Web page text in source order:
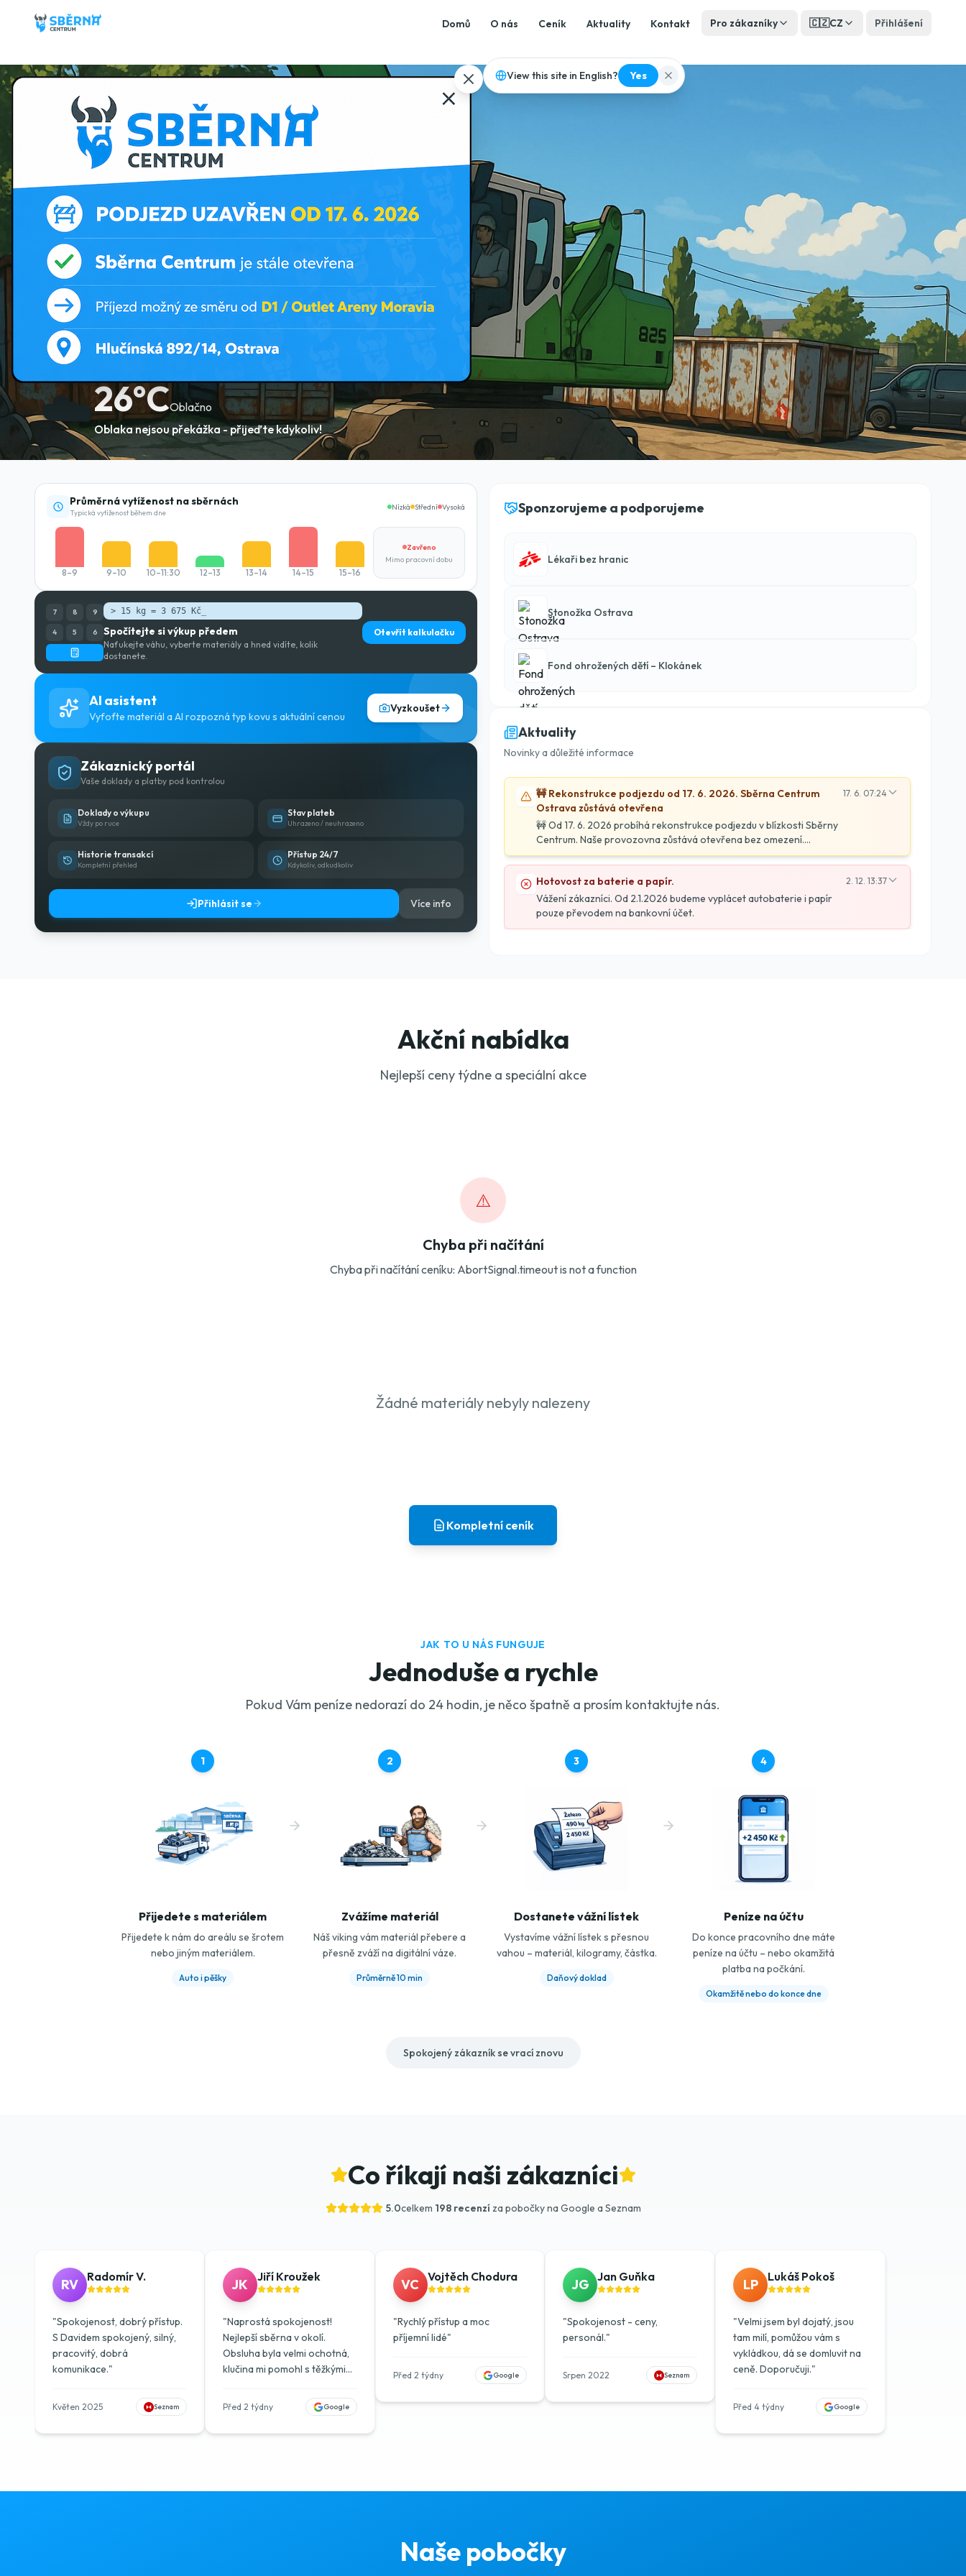
View this site in English? Yes
Domů O nás Ceník Aktuality Kontakt Pro zákazníky 🇨🇿CZ Přihlášení
☁️26°COblačno
Oblaka nejsou překážka - přijeďte kdykoliv!
Průměrná vytíženost na sběrnách
Typická vytíženost během dne
Nízká Střední Vysoká
8–9 9–10 10–11:30 12–13 13–14 14–15 15–16
Zavřeno
Mimo pracovní dobu
7 8 9
4 5 6
> 15 kg = 3 675 Kč
Spočítejte si výkup předem
Naťukejte váhu, vyberte materiály a hned vidíte, kolik
dostanete.
Otevřít kalkulačku
AI asistent
Vyfoťte materiál a AI rozpozná typ kovu s aktuální cenou
Vyzkoušet
Zákaznický portál
Vaše doklady a platby pod kontrolou
Doklady o výkupu
Vždy po ruce
Stav plateb
Uhrazeno / neuhrazeno
Historie transakcí
Kompletní přehled
Přístup 24/7
Kdykoliv, odkudkoliv
Přihlásit se Více info
Sponzorujeme a podporujeme
Lékaři bez hranic
Stonožka Ostrava
Fond ohrožených dětí – Klokánek
Aktuality
Novinky a důležité informace
🚧 Rekonstrukce podjezdu od 17. 6. 2026. Sběrna Centrum
Ostrava zůstává otevřena
🚧 Od 17. 6. 2026 probíhá rekonstrukce podjezdu v blízkosti Sběrny
Centrum. Naše provozovna zůstává otevřena bez omezení.
Doporučený příjezd je ze směru od dálnice D1 a Outlet Areny
Moravia.
17. 6. 07:24
Hotovost za baterie a papír.
Vážení zákazníci. Od 2.1.2026 budeme vyplácet autobaterie i papír
pouze převodem na bankovní účet.
2. 12. 13:37
Akční nabídka
Nejlepší ceny týdne a speciální akce
⚠️
Chyba při načítání
Chyba při načítání ceníku: AbortSignal.timeout is not a function
Žádné materiály nebyly nalezeny
Kompletní ceník
JAK TO U NÁS FUNGUJE
Jednoduše a rychle
Pokud Vám peníze nedorazí do 24 hodin, je něco špatně a prosím kontaktujte nás.
1
Přijedete s materiálem
Přijedete k nám do areálu se šrotem
nebo jiným materiálem.
Auto i pěšky
2
Zvážíme materiál
Náš viking vám materiál přebere a
přesně zváží na digitální váze.
Průměrně 10 min
3
Dostanete vážní lístek
Vystavíme vážní lístek s přesnou
vahou – materiál, kilogramy, částka.
Daňový doklad
4
Peníze na účtu
Do konce pracovního dne máte
peníze na účtu – nebo okamžitá
platba na počkání.
Okamžitě nebo do konce dne
Spokojený zákazník se vrací znovu
Co říkají naši zákazníci
5.0celkem 198 recenzíza pobočky na Google a Seznam
RV Radomír V.
"Spokojenost, dobrý přístup.
S Davidem spokojený, silný,
pracovitý, dobrá
komunikace."
Květen 2025 Seznam
JK Jiří Kroužek
"Naprostá spokojenost!
Nejlepší sběrna v okolí.
Obsluha byla velmi ochotná,
klučina mi pomohl s těžkými
železo solidní, váha
odpovídala. Areál je čistý a
dobře se do něj najíždí i s
Před 2 týdny Google
VC Vojtěch Chodura
"Rychlý přístup a moc
příjemní lidé"
Před 2 týdny Google
JG Jan Guňka
"Spokojenost - ceny,
personál."
Srpen 2022 Seznam
LP Lukáš Pokoš
"Velmi jsem byl dojatý, jsou
tam milí, pomůžou vám s
vykládkou, dá se domluvit na
ceně. Doporučuji."
Před 4 týdny Google
Naše pobočky